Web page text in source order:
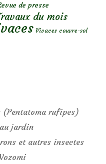
de presse
du mois
Vivaces couvre-sol
(Pentatoma rufipes)
jardin
et autres insectes